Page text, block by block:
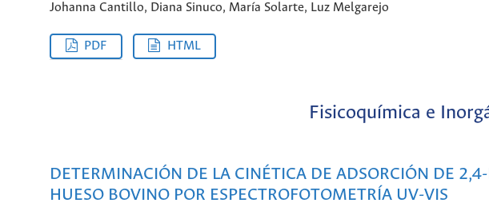
Johanna Cantillo, Diana Sinuco, María Solarte, Luz Melgarejo
PDF HTML
Fisicoquímica e
DETERMINACIÓN DE LA CINÉTICA DE ADSORCIÓN DE
HUESO BOVINO POR ESPECTROFOTOMETRÍA UV-VIS